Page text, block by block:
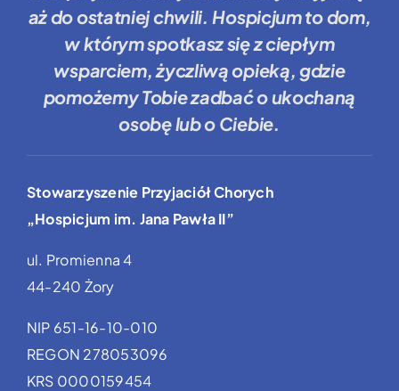
aż do ostatniej chwili. Hospicjum to dom,
w którym spotkasz się z ciepłym
wsparciem, życzliwą opieką, gdzie
pomożemy Tobiezadbać o ukochaną
osobę lub o Ciebie.
Stowarzyszenie Przyjaciół Chorych
„Hospicjum im. Jana Pawła II”
ul. Promienna 4
44-240 Żory
NIP 651-16-10-010
REGON 278053096
KRS 0000159454